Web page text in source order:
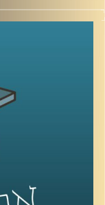
דוקטור ירון
תלויה בשאלה
לגבי תגובת
אנחנו רק
שיווק שזורה
קרדיט תמונות: